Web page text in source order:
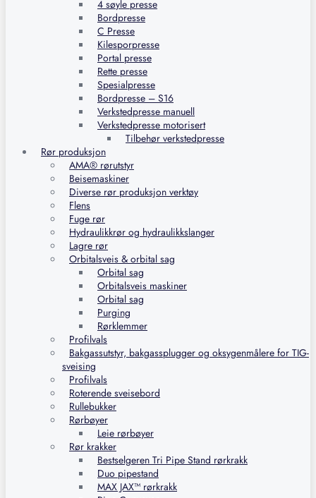
4 søyle presse
Bordpresse
C Presse
Kilesporpresse
Portal presse
Rette presse
Spesialpresse
Bordpresse – S16
Verkstedpresse manuell
Verkstedpresse motorisert
Tilbehør verkstedpresse
Rør produksjon
AMA® rørutstyr
Beisemaskiner
Diverse rør produksjon verktøy
Flens
Fuge rør
Hydraulikkrør og hydraulikkslanger
Lagre rør
Orbitalsveis & orbital sag
Orbital sag
Orbitalsveis maskiner
Orbital sag
Purging
Rørklemmer
Profilvals
Bakgassutstyr, bakgassplugger og oksygenmålere for TIG-
sveising
Profilvals
Roterende sveisebord
Rullebukker
Rørbøyer
Leie rørbøyer
Rør krakker
Bestselgeren Tri Pipe Stand rørkrakk
Duo pipestand
MAX JAX™ rørkrakk